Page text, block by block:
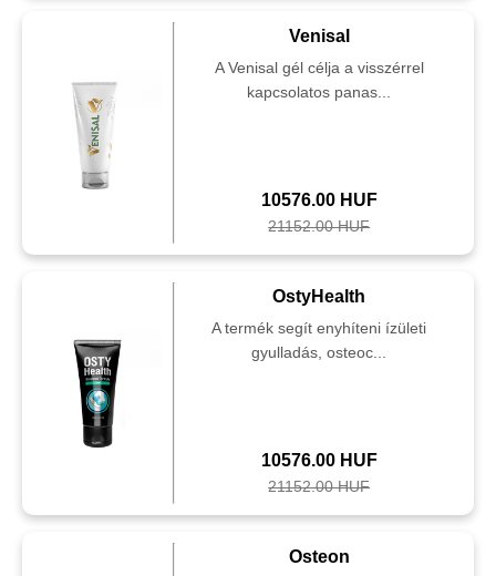
Venisal
A Venisal gél célja a visszérrel
kapcsolatos panas...
10576.00 HUF
21152.00 HUF
OstyHealth
A termék segít enyhíteni ízületi
gyulladás, osteoc...
10576.00 HUF
21152.00 HUF
Osteon